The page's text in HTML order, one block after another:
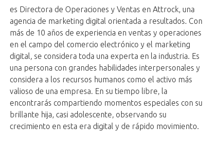
es Directora de Operaciones y Ventas en Attrock, una
agencia de marketing digital orientada a resultados. Con
más de 10 años de experiencia en ventas y operaciones
en el campo del comercio electrónico y el marketing
digital, se considera toda una experta en la industria. Es
una persona con grandes habilidades interpersonales y
considera a los recursos humanos como el activo más
valioso de una empresa. En su tiempo libre, la
encontrarás compartiendo momentos especiales con su
brillante hija, casi adolescente, observando su
crecimiento en esta era digital y de rápido movimiento.